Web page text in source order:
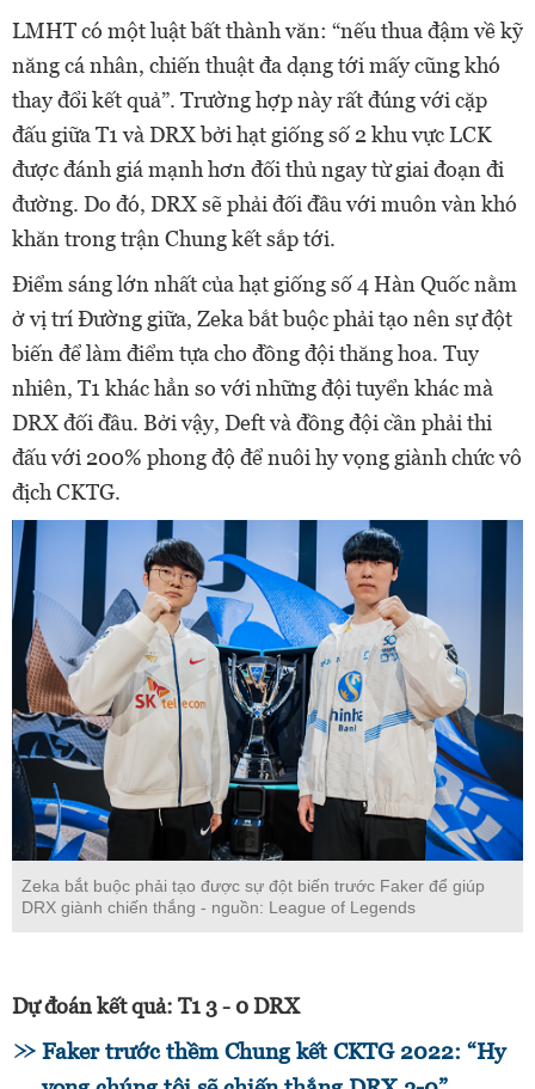
LMHT có một luật bất thành văn: “nếu thua đậm về kỹ
năng cá nhân, chiến thuật đa dạng tới mấy cũng khó
thay đổi kết quả”. Trường hợp này rất đúng với cặp
đấu giữa T1 và DRX bởi hạt giống số 2 khu vực LCK
được đánh giá mạnh hơn đối thủ ngay từ giai đoạn đi
đường. Do đó, DRX sẽ phải đối đầu với muôn vàn khó
khăn trong trận Chung kết sắp tới.
Điểm sáng lớn nhất của hạt giống số 4 Hàn Quốc nằm
ở vị trí Đường giữa, Zeka bắt buộc phải tạo nên sự đột
biến để làm điểm tựa cho đồng đội thăng hoa. Tuy
nhiên, T1 khác hẳn so với những đội tuyển khác mà
DRX đối đầu. Bởi vậy, Deft và đồng đội cần phải thi
đấu với 200% phong độ để nuôi hy vọng giành chức vô
địch CKTG.
Zeka bắt buộc phải tạo được sự đột biến trước Faker để giúp
DRX giành chiến thắng - nguồn: League of Legends
Dự đoán kết quả: T1 3 - 0 DRX
Faker trước thềm Chung kết CKTG 2022: “Hy